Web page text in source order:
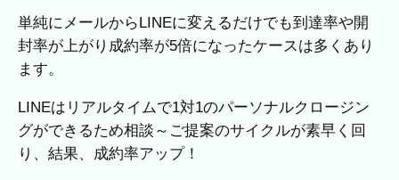
単純にメールからLINEに変えるだけでも到達率や開
封率が上がり成約率が5倍になったケースは多くあり
ます。
LINEはリアルタイムで1対1のパーソナルクロージン
グができるため相談～ご提案のサイクルが素早く回
り、結果、成約率アップ！